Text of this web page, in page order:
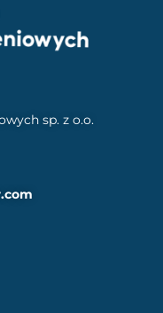
sp. z o.o.